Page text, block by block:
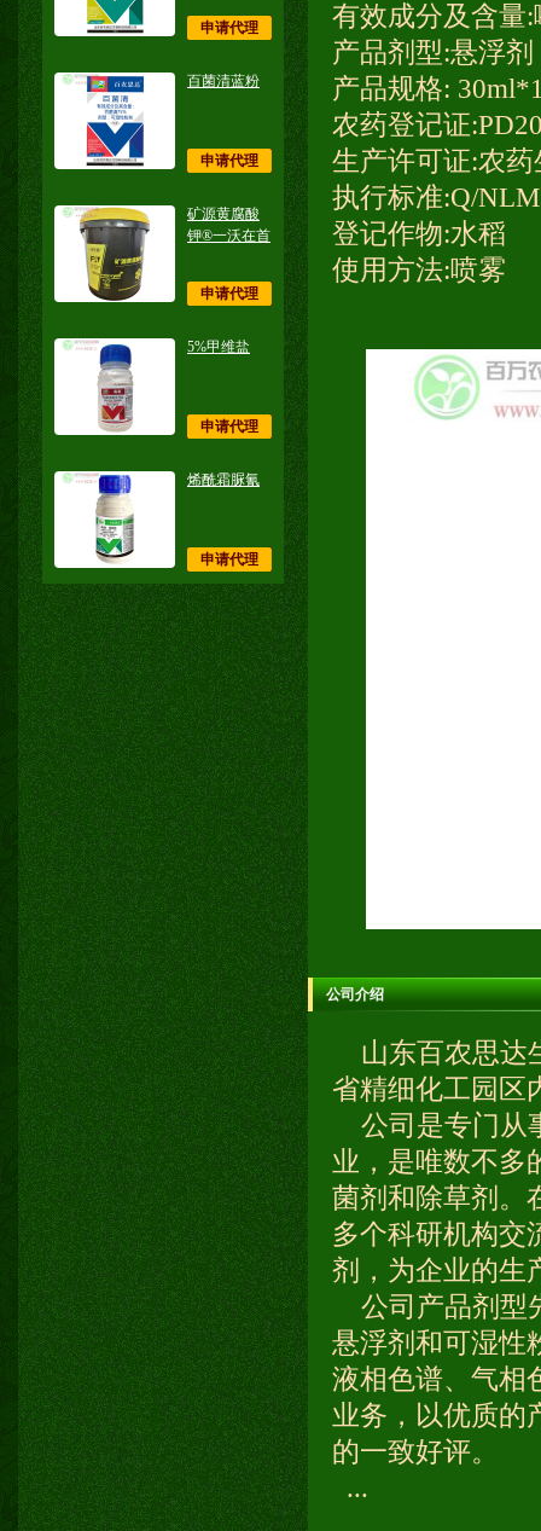
申请代理
百菌清蓝粉
申请代理
矿源黄腐酸
钾®一沃在首
申请代理
5%甲维盐
申请代理
烯酰霜脲氰
申请代理
有效成分及含量
产品剂型:悬浮剂
产品规格:
农药登记证
生产许可证:农
执行标准:Q/
登记作物:水稻
使用方法:喷雾
公司介绍
山东百农思达
省精细化工园区
公司是专门从
业，是唯数不多
菌剂和除草剂。
多个科研机构交
剂，为企业的生
公司产品剂型
悬浮剂和可湿性
液相色谱、气相
业务，以优质的
的一致好评。
...